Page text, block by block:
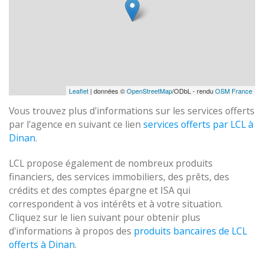
Leaflet | données ©OpenStreetMap/ODbL - renduOSM France
Vous trouvez plus d'informations sur les services offerts
par l'agence en suivant ce lien services offerts par LCL à
Dinan.
LCL propose également de nombreux produits
financiers, des services immobiliers, des prêts, des
crédits et des comptes épargne et ISA qui
correspondent à vos intérêts et à votre situation.
Cliquez sur le lien suivant pour obtenir plus
d'informations à propos des produits bancaires de LCL
offerts à Dinan.